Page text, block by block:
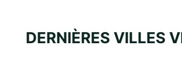
DERNIÈRES VILLES